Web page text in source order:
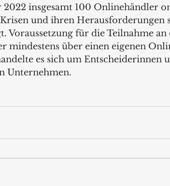
insgesamt 100 Onlinehändler
und ihren Herausforderungen
Voraussetzung für die Teilnahme an
mindestens über einen eigenen
es sich um Entscheiderinnen
Unternehmen.